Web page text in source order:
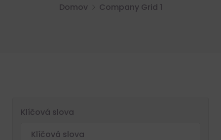
Domov Company Grid 1
Klíčová slova